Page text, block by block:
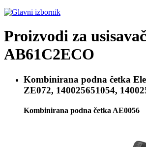
Proizvodi za usisavač
AB61C2ECO
Kombinirana podna četka
ZE072, 140025651054,
Kombinirana podna četka AE0056